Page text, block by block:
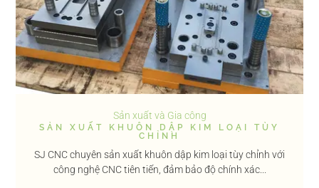
Sản xuất và Gia công
SẢN XUẤT KHUÔN DẬP KIM LOẠI TÙY
CHỈNH
SJ CNC chuyên sản xuất khuôn dập kim loại tùy chỉnh với
công nghệ CNC tiên tiến, đảm bảo độ chính xác...